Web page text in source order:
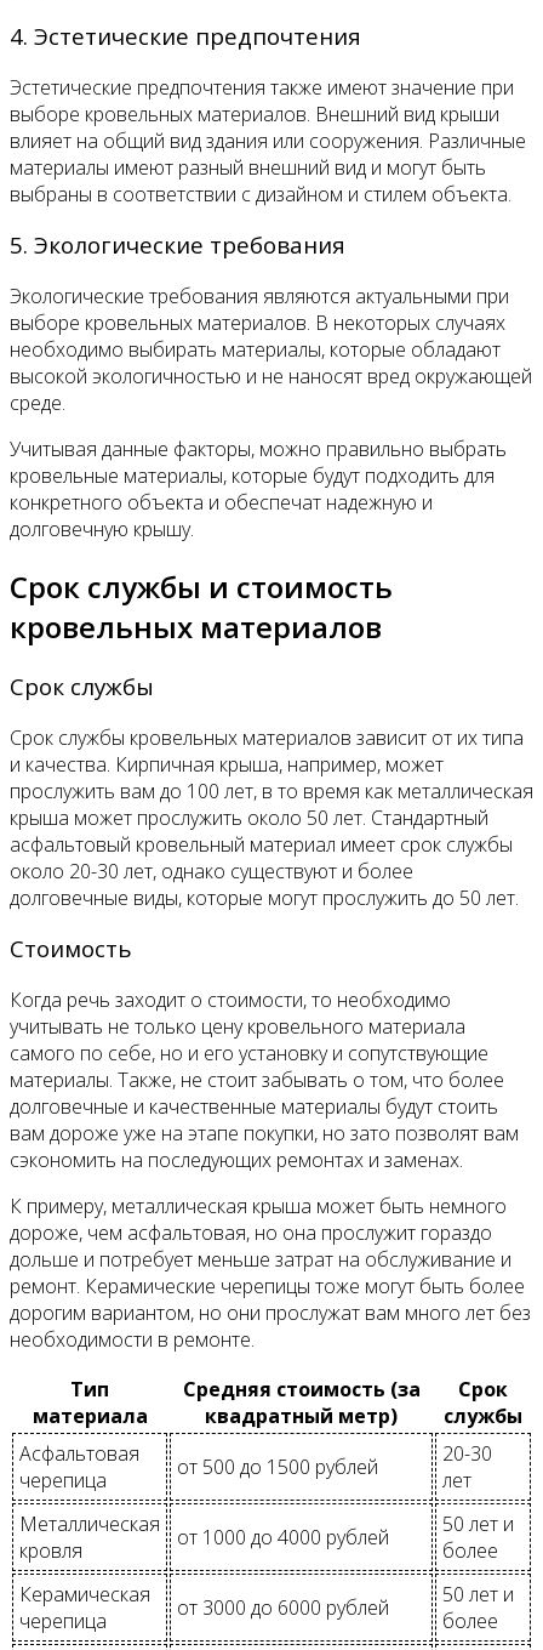
4. Эстетические предпочтения
Эстетические предпочтения также имеют значение при
выборе кровельных материалов. Внешний вид крыши
влияет на общий вид здания или сооружения. Различные
материалы имеют разный внешний вид и могут быть
выбраны в соответствии с дизайном и стилем объекта.
5. Экологические требования
Экологические требования являются актуальными при
выборе кровельных материалов. В некоторых случаях
необходимо выбирать материалы, которые обладают
высокой экологичностью и не наносят вред окружающей
среде.
Учитывая данные факторы, можно правильно выбрать
кровельные материалы, которые будут подходить для
конкретного объекта и обеспечат надежную и
долговечную крышу.
Срок службы и стоимость
кровельных материалов
Срок службы
Срок службы кровельных материалов зависит от их типа
и качества. Кирпичная крыша, например, может
прослужить вам до 100 лет, в то время как металлическая
крыша может прослужить около 50 лет. Стандартный
асфальтовый кровельный материал имеет срок службы
около 20-30 лет, однако существуют и более
долговечные виды, которые могут прослужить до 50 лет.
Стоимость
Когда речь заходит о стоимости, то необходимо
учитывать не только цену кровельного материала
самого по себе, но и его установку и сопутствующие
материалы. Также, не стоит забывать о том, что более
долговечные и качественные материалы будут стоить
вам дороже уже на этапе покупки, но зато позволят вам
сэкономить на последующих ремонтах и заменах.
К примеру, металлическая крыша может быть немного
дороже, чем асфальтовая, но она прослужит гораздо
дольше и потребует меньше затрат на обслуживание и
ремонт. Керамические черепицы тоже могут быть более
дорогим вариантом, но они прослужат вам много лет без
необходимости в ремонте.
Тип
материала
Средняя стоимость (за
квадратный метр)
Срок
службы
Асфальтовая
черепица
от 500 до 1500 рублей
20-30
лет
Металлическая
кровля
от 1000 до 4000 рублей
50 лет и
более
Керамическая
черепица
от 3000 до 6000 рублей
50 лет и
более